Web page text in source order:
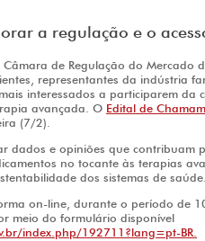
a regulação e o
de Regulação do Mercado
representantes da indústria
interessados a participarem da
avançada. O Edital de
(7/2).
dados e opiniões que contribuam
no tocante às terapias
dos sistemas de
on-line, durante o período de
meio do formulário disponível
index.php/192711?lang=pt-BR.